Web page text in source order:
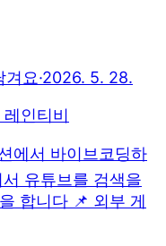
겨요·2026. 5. 28.
인티비
에서 바이브코딩하
유튜브를 검색을
합니다 📌 외부 게